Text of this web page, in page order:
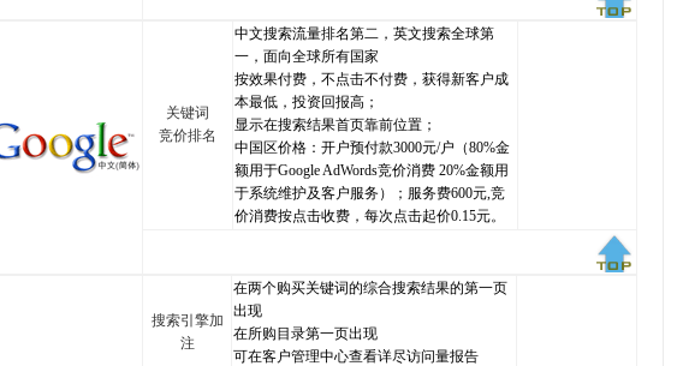
关键词
竞价排名
中文搜索流量排名第二，英文搜索全球第
一，面向全球所有国家
按效果付费，不点击不付费，获得新客户成
本最低，投资回报高；
显示在搜索结果首页靠前位置；
中国区价格：开户预付款3000元/户（80%金
额用于Google AdWords竞价消费 20%金额用
于系统维护及客户服务）；服务费600元,竞
价消费按点击收费，每次点击起价0.15元。
搜索引擎加
注
在两个购买关键词的综合搜索结果的第一页
出现
在所购目录第一页出现
可在客户管理中心查看详尽访问量报告